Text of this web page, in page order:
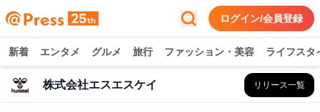
ログイン/会員登録
新着 エンタメ グルメ 旅行 ファッション・美容 ライフスタ
株式会社エスエスケイ リリース一覧